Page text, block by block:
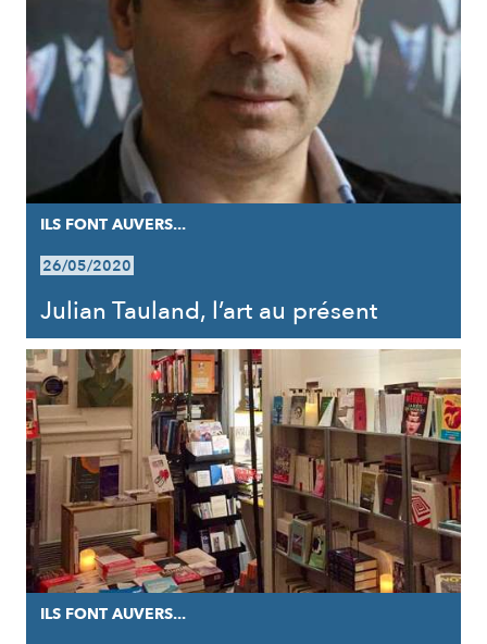
ILS FONT AUVERS...
26/05/2020
Julian Tauland, l’art au présent
ILS FONT AUVERS...